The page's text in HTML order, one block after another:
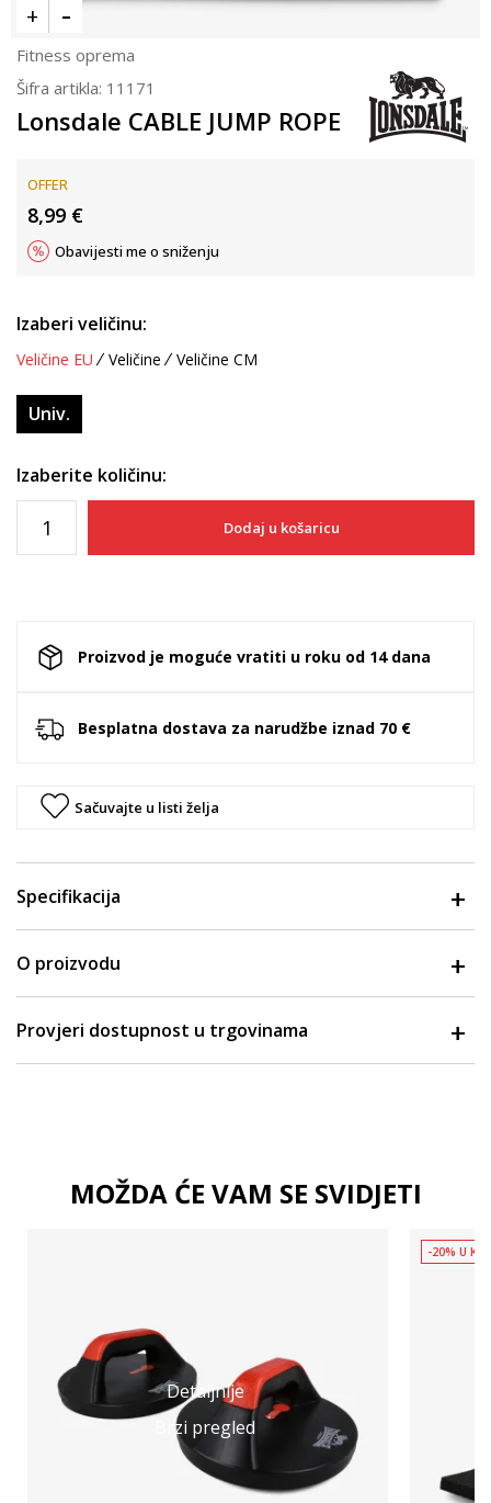
Fitness oprema
Šifra artikla: 11171
Lonsdale CABLE JUMP ROPE
OFFER
8,99 €
Obavijesti me o sniženju
Izaberi veličinu:
Veličine EU Veličine Veličine CM
Univ.
Izaberite količinu:
Dodaj u košaricu
Proizvod je moguće vratiti u roku od 14 dana
Besplatna dostava za narudžbe iznad 70 €
Sačuvajte u listi želja
Specifikacija
O proizvodu
Provjeri dostupnost u trgovinama
MOŽDA ĆE VAM SE SVIDJETI
Detaljnije
Brzi pregled
-20% U